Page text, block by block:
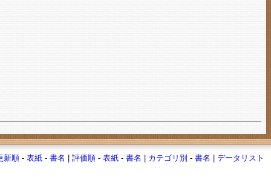
新順 -表紙 -書名 |評価順 -表紙 -書名 カテゴリ別 -書名 |データリスト